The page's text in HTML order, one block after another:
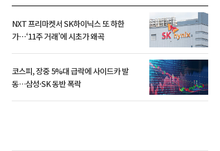
NXT 프리마켓서 SK하이닉스 또 하한
가⋯‘11주 거래’에 시초가 왜곡
코스피, 장중 5%대 급락에 사이드카 발
동…삼성·SK 동반 폭락